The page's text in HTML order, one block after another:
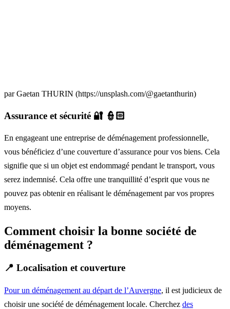
par Gaetan THURIN (https://unsplash.com/@gaetanthurin)
Assurance et sécurité 🔐 👮🏻
En engageant une entreprise de déménagement professionnelle,
vous bénéficiez d’une couverture d’assurance pour vos biens. Cela
signifie que si un objet est endommagé pendant le transport, vous
serez indemnisé. Cela offre une tranquillité d’esprit que vous ne
pouvez pas obtenir en réalisant le déménagement par vos propres
moyens.
Comment choisir la bonne société de
déménagement ?
📍 Localisation et couverture
Pour un déménagement au départ de l’Auvergne, il est judicieux de
choisir une société de déménagement locale. Cherchez des